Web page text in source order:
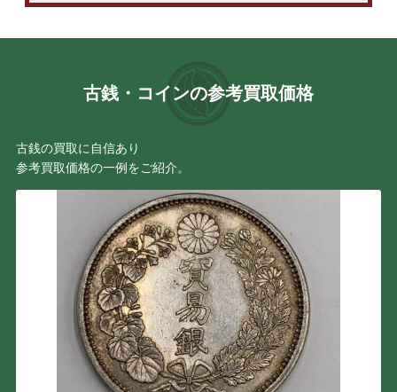
古銭・コインの参考買取価格
古銭の買取に自信あり
参考買取価格の一例をご紹介。